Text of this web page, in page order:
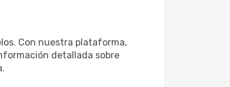
Con nuestra plataforma,
detallada sobre